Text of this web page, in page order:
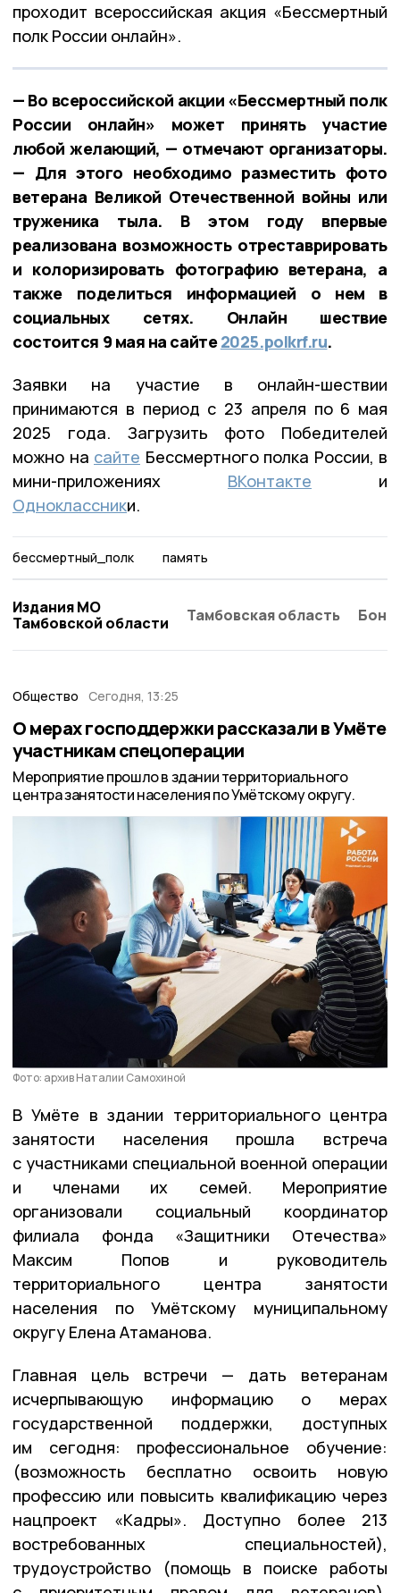
проходит всероссийская акция «Бессмертный
полк России онлайн».
— Во всероссийской акции «Бессмертный полк
России онлайн» может принять участие
любой желающий, — отмечают организаторы.
— Для этого необходимо разместить фото
ветерана Великой Отечественной войны или
труженика тыла. В этом году впервые
реализована возможность отреставрировать
и колоризировать фотографию ветерана, а
также поделиться информацией о нем в
социальных сетях. Онлайн шествие
состоится 9 мая на сайте2025.polkrf.ru.
Заявки на участие в онлайн-шествии
принимаются в период с 23 апреля по 6 мая
2025 года. Загрузить фото Победителей
можно на сайте Бессмертного полка России, в
мини-приложениях ВКонтакте и
Одноклассники.
бессмертный_полк память
Издания МО
Тамбовской области
Тамбовская область
Общество Сегодня, 13:25
О мерах господдержки рассказали в Умёте
участникам спецоперации
Мероприятие прошло в здании территориального
центра занятости населения по Умётскому округу.
Фото: архив Наталии Самохиной
В Умёте в здании территориального центра
занятости населения прошла встреча
с участниками специальной военной операции
и членами их семей. Мероприятие
организовали социальный координатор
филиала фонда «Защитники Отечества»
Максим Попов и руководитель
территориального центра занятости
населения по Умётскому муниципальному
округу Елена Атаманова.
Главная цель встречи — дать ветеранам
исчерпывающую информацию о мерах
государственной поддержки, доступных
им сегодня: профессиональное обучение:
(возможность бесплатно освоить новую
профессию или повысить квалификацию через
нацпроект «Кадры». Доступно более 213
востребованных специальностей),
трудоустройство (помощь в поиске работы